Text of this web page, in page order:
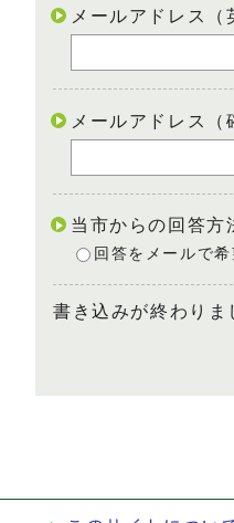
メールアドレス（
メールアドレス（
当市からの回答方
回答をメールで希
書き込みが終わりま